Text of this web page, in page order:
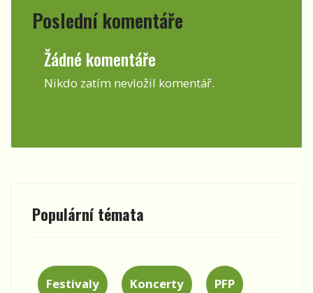
Poslední komentáře
Žádné komentáře
Nikdo zatím nevložil komentář.
Populární témata
Festivaly Koncerty PFP